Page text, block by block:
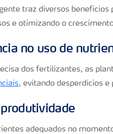
traz diversos
e otimizando o
no uso de
dos fertilizantes, as
, evitando desperdícios
adequados no